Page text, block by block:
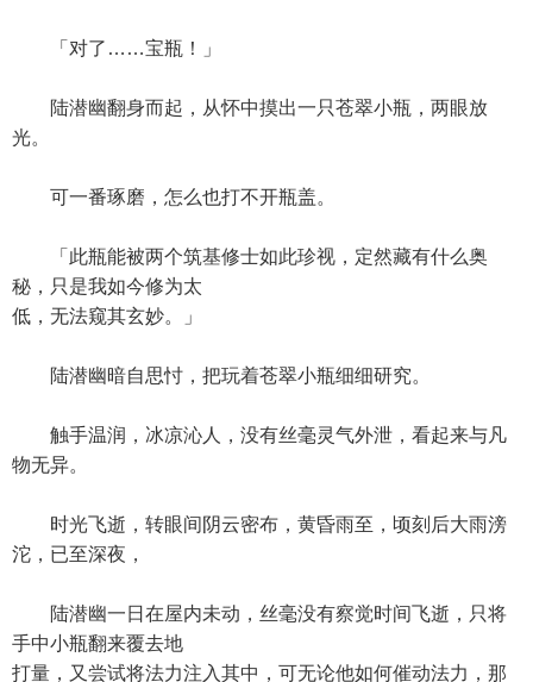
「对了……宝瓶！」
陆潜幽翻身而起，从怀中摸出一只苍翠小瓶，两眼放
光。
可一番琢磨，怎么也打不开瓶盖。
「此瓶能被两个筑基修士如此珍视，定然藏有什么奥
秘，只是我如今修为太
低，无法窥其玄妙。」
陆潜幽暗自思忖，把玩着苍翠小瓶细细研究。
触手温润，冰凉沁人，没有丝毫灵气外泄，看起来与凡
物无异。
时光飞逝，转眼间阴云密布，黄昏雨至，顷刻后大雨滂
沱，已至深夜，
陆潜幽一日在屋内未动，丝毫没有察觉时间飞逝，只将
手中小瓶翻来覆去地
打量，又尝试将法力注入其中，可无论他如何催动法力，那